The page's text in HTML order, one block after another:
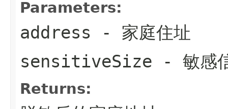
Parameters:
address - 家庭住址
sensitiveSize - 敏感
Returns: